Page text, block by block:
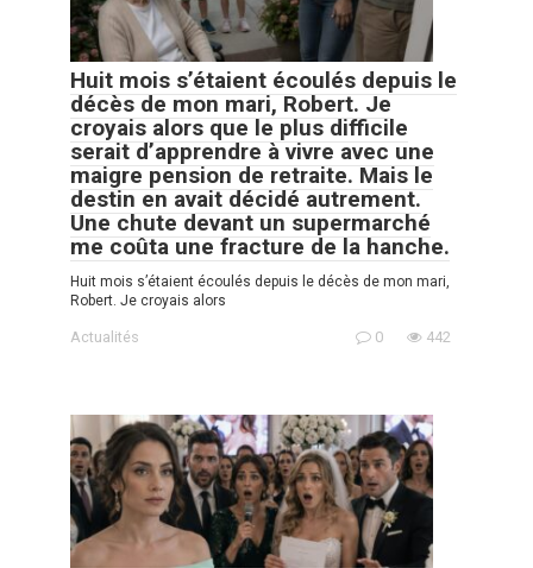
Huit mois s’étaient écoulés depuis le
décès de mon mari, Robert. Je
croyais alors que le plus difficile
serait d’apprendre à vivre avec une
maigre pension de retraite. Mais le
destin en avait décidé autrement.
Une chute devant un supermarché
me coûta une fracture de la hanche.
Huit mois s’étaient écoulés depuis le décès de mon mari,
Robert. Je croyais alors
Actualités 0 442